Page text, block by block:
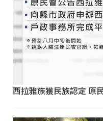
西拉雅族獲民族認定 原